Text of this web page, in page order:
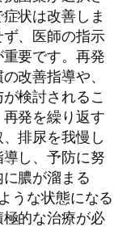
状は改善しま
、医師の指示
要です。再発
改善指導や、
検討されるこ
発を繰り返す
排尿を我慢し
し、予防に努
膿が溜まる
うな状態になる
的な治療が必